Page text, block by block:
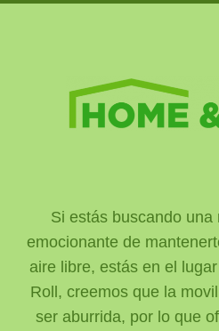
Si estás buscando
emocionante de
aire libre, estás en el
Roll, creemos que la
ser aburrida, por lo que